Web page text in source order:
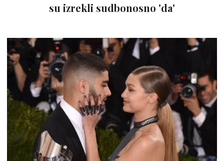
su izrekli sudbonosno 'da'